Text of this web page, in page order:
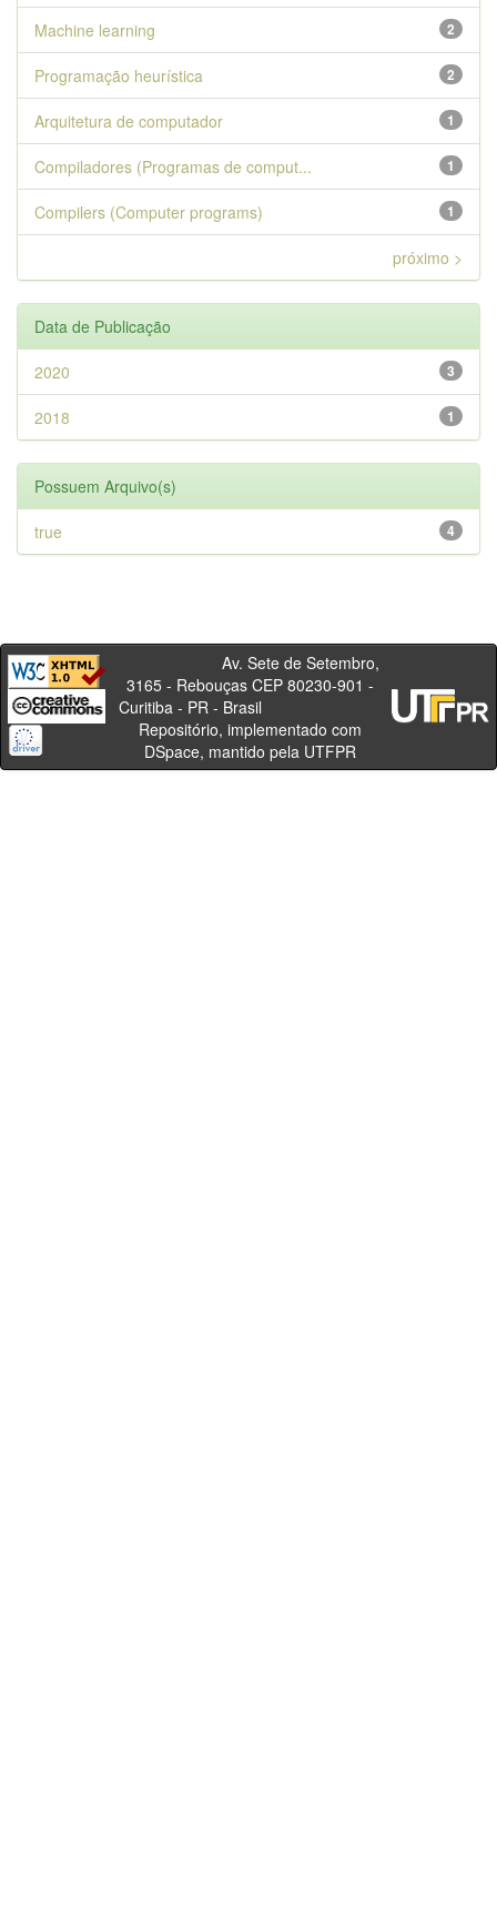
2
Machine learning
2
Programação heurística
1
Arquitetura de computador
1
Compiladores (Programas de comput...
1
Compilers (Computer programs)
próximo >
Data de Publicação
3
2020
1
2018
Possuem Arquivo(s)
4
true
Av. Sete de Setembro,
3165 - Rebouças CEP 80230-901 -
Curitiba - PR - Brasil
Repositório, implementado com
DSpace, mantido pela UTFPR